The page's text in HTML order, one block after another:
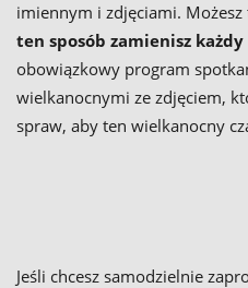
imiennym i zdjęciami.
ten sposób zamienisz
obowiązkowy program
wielkanocnymi ze zdjęciem,
spraw, aby ten wielkanocny
Jeśli chcesz samodzielnie